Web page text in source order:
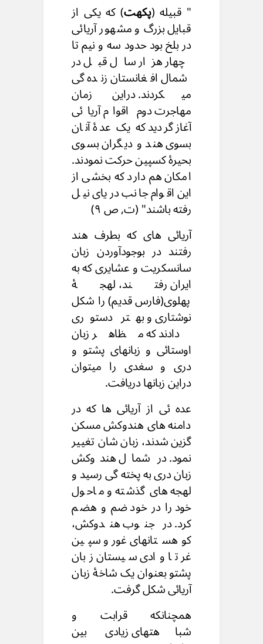
" قبیله (پکهت) که یکی از
قبایل بزرگ و مشهور آریائی
در بلخ بود حدود سه و نیم تا
چهار هزار سال قبل در
شمال افغانستان زنده گی
میکردند. دراین زمان
مهاجرت دوم اقوام آریائی
آغاز گردید که یک عدۀ آنان
بسوی هند و دیگران بسوی
بحیرۀ کسپین حرکت نمودند.
امکان هم دارد که بخشی از
این اقوام جانب دریای نیل
رفته باشند" (ت, ص ۹)
آریائی های که بطرف هند
رفتند در بوجودآوردن زبان
سانسکریت و عشایری که به
ایران رفتند، لهجۀ
پهلوی(فارس قدیم) را شکل
نوشتاری و بهتر دستوری
دادند که مظاهر زبان
اوستائی و زبانهای پشتو و
دری و سغدی را میتوان
دراین زبانها دریافت.
عده ئی از آریائی ها که در
دامنه های هندوکش مسکن
گزین شدند، زبان شان تغییر
نمود. در شمال هندوکش
زبان دری به پخته گی رسید و
لهجه های گذشته و ماحول
خود را در خود ضم و هضم
کرد. در جنوب هندوکش،
کوهستانهای غور و سپین
غر تا وادی سیستان زبان
پشتو بعنوان یک شاخۀ زبان
آریائی شکل گرفت.
همچنانکه قرابت و
شباهتهای زیادی بین